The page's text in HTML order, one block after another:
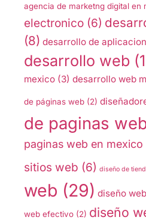
agencia de marketng digital en
electronico (6)
(8) desarrollo de
desarrollo web
mexico (3) desarrollo web
de páginas web (2)
de paginas
paginas web en mexico
sitios web (6) diseño de
web (29) diseño
web efectivo (2) diseño